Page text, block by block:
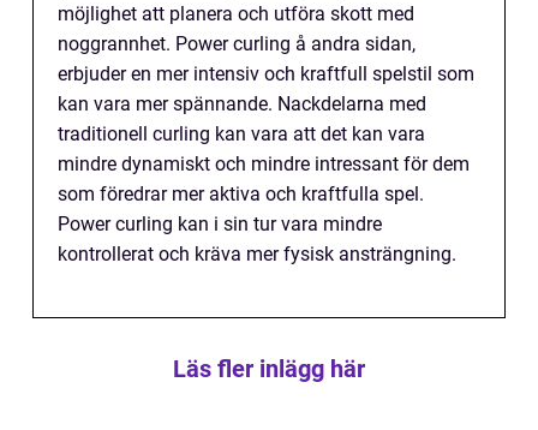
möjlighet att planera och utföra skott med
noggrannhet. Power curling å andra sidan,
erbjuder en mer intensiv och kraftfull spelstil som
kan vara mer spännande. Nackdelarna med
traditionell curling kan vara att det kan vara
mindre dynamiskt och mindre intressant för dem
som föredrar mer aktiva och kraftfulla spel.
Power curling kan i sin tur vara mindre
kontrollerat och kräva mer fysisk ansträngning.
Läs fler inlägg här